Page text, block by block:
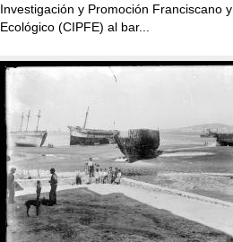
Investigación y Promoción Franciscano y
Ecológico (CIPFE) al bar...